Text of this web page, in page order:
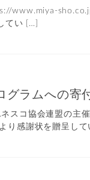
www.miya-
てい […]
ラムへの寄
スコ協会連盟の主
り感謝状を贈呈して